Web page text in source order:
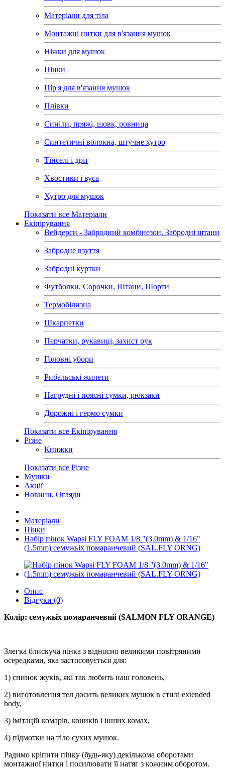
Матеріали для тіла
Монтажні нитки для в'язання мушок
Ніжки для мушок
Пінки
Пір'я для в'язання мушок
Плівки
Синіли, пряжі, шовк, ровница
Синтетичні волокна, штучне хутро
Тінселі і дріт
Хвостики і вуса
Хутро для мушок
Показати все Матеріали
Екіпірування
Вейдерси - Забродний комбінезон, Забродні штани
Забродне взуття
Забродні куртки
Футболки, Сорочки, Штани, Шорти
Термобілизна
Шкарпетки
Перчатки, рукавиці, захист рук
Головні убори
Рибальські жилети
Нагрудні і поясні сумки, рюкзаки
Дорожні і гермо сумки
Показати все Екіпірування
Різне
Книжки
Показати все Різне
Мушки
Акції
Новини, Огляди
Матеріали
Пінки
Набір пінок Wapsi FLY FOAM 1/8 "(3.0mm) & 1/16"
(1.5mm) семужьіх помаранчевий (SAL.FLY ORNG)
Опис
Відгуки (0)
Колір: семужьіх помаранчевий (SALMON FLY ORANGE)
Злегка блискуча пінка з відносно великими повітряними
осередками, яка застосовується для:
1) спинок жуків, які так любить наш головень,
2) виготовлення тел досить великих мушок в стилі extended
body,
3) імітацій комарів, коників і інших комах,
4) підмотки на тіло сухих мушок.
Радимо кріпити пінку (будь-яку) декількома оборотами
монтажної нитки і посилювати її натяг з кожним оборотом.